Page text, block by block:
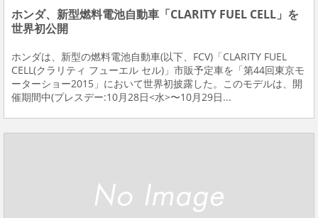
ホンダ、新型燃料電池自動車「CLARITY FUEL CELL」を
世界初公開
ホンダは、新型の燃料電池自動車(以下、FCV)「CLARITY FUEL
CELL(クラリティ フューエル セル)」市販予定車を「第44回東京モ
ーターショー2015」において世界初披露した。このモデルは、開
催期間中(プレスデー:10月28日<水>〜10月29日...